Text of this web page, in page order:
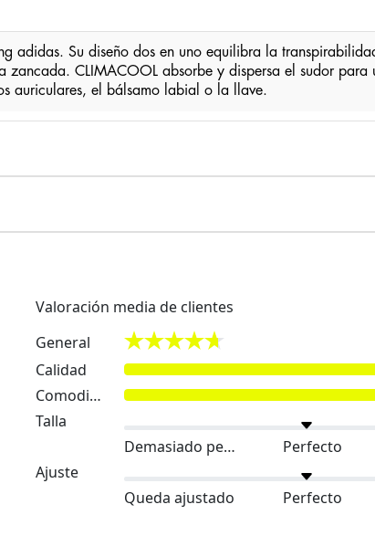
adidas. Su diseño dos en uno equilibra la
CLIMACOOL absorbe y dispersa el sudor para
auriculares, el bálsamo labial o la llave.
Valoración media de clientes
General
Calidad
Comodidad
Talla
Demasiado pequeño
Perfecto
Ajuste
Queda ajustado
Perfecto